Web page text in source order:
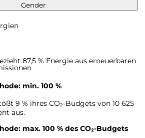
Gender
87,5 % Energie aus erneuerbaren
min. 100 %
9 % ihres CO₂-Budgets von 10 625
aus.
max. 100 % des CO₂-Budgets